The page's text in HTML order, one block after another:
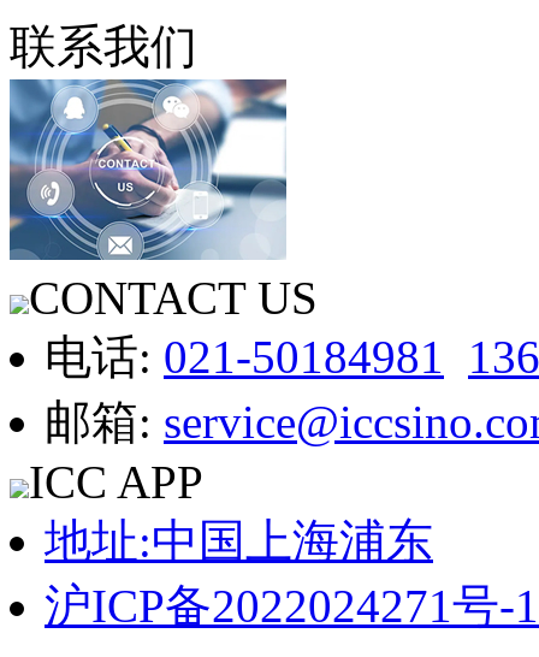
联系我们
CONTACT US
电话: 021-50184981
邮箱:
ICC APP
地址:中国上海浦东
沪ICP备2022024271号-1